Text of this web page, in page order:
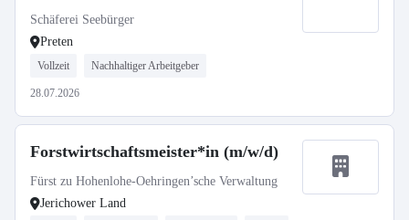
Schäferei Seebürger
Preten
Vollzeit Nachhaltiger Arbeitgeber
28.07.2026
Forstwirtschaftsmeister*in (m/w/d)
Fürst zu Hohenlohe-Oehringen’sche Verwaltung
Jerichower Land